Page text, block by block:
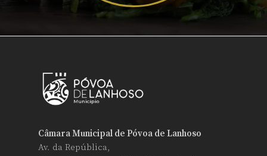
Câmara Municipal de Póvoa de Lanhoso
Av. da República,